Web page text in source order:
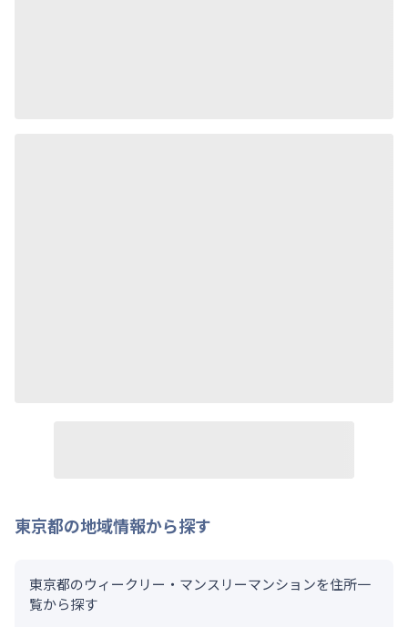
東京都の地域情報から探す
東京都のウィークリー・マンスリーマンションを住所一
覧から探す